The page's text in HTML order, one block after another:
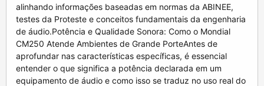
alinhando informações baseadas em normas da ABINEE,
testes da Proteste e conceitos fundamentais da engenharia
de áudio.Potência e Qualidade Sonora: Como o Mondial
CM250 Atende Ambientes de Grande PorteAntes de
aprofundar nas características específicas, é essencial
entender o que significa a potência declarada em um
equipamento de áudio e como isso se traduz no uso real do